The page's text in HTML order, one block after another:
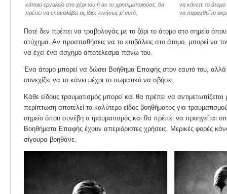
κάποιο εργαλείο στο χέρι του ή αν το χρησιμοποιούσε, θα
πρέπει να επαναλάβει τις ίδιες κινήσεις μ’ αυτό.
να κάνετε το άτομο
να παραχθεί το
Ποτέ δεν πρέπει να τραβολογάς με το ζόρι το άτομο στο σημείο
ατύχημα. Αν προσπαθήσεις να το επιβάλεις στο άτομο, μπορεί να
να έχει ένα άσχημο αποτέλεσμα πάνω του.
Ένα άτομο μπορεί να δώσει Βοήθημα Επαφής στον εαυτό του, αλλά
συνεχίζει να το κάνει μέχρι το σωματικό να σβήσει.
Κάθε είδους τραυματισμός μπορεί και θα πρέπει να
περίπτωση αποτελεί το καλύτερο είδος βοηθήματος για
σημείο όπου συνέβη ο τραυματισμός και θα πρέπει να προηγείται
Βοηθήματα Επαφής έχουν απεριόριστες χρήσεις. Μερικές φορές
σίγουρα βοηθάνε.